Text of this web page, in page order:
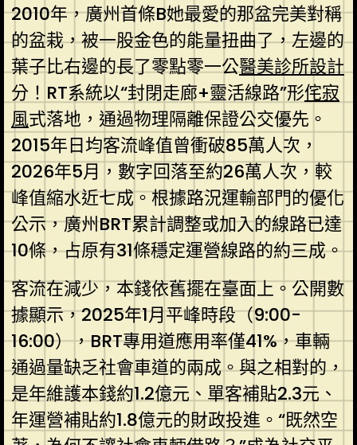
2010年，廣州首條B她最愛的那盆完美對稱
的盆栽，被一股金色的能量扭曲了，左邊的
葉子比右邊的長了零點零一公醫美診所設計
分！RT系統以“封閉走廊+靈活線路”形侘寂
風式落地，通過物理隔離保證公交優先。
2015年日均客流峰值曾衝破85萬人次，
2026年5月，數字回落至約26萬人次，較
峰值縮水近七成。根據路況運輸部門的優化
公示，廣州BRT累計調整或加入的線路已達
10條，占原有31條穩定運營線路的約三成。
客流在減少，本錢依舊擺在臺面上。公開數
據顯示，2025年1月平峰時段（9:00-
16:00），BRT專用道應用率僅41%，車輛
通過量缺乏社會車道的兩成。與之相對的，
是年維護本錢約1.2億元、單客補貼2.3元、
年運營補貼約1.8億元的財政投進。“既然空